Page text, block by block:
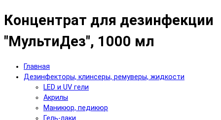
Концентрат для дезинфекции
"МультиДез", 1000 мл
Главная
Дезинфекторы, клинсеры, ремуверы, жидкости
LED и UV гели
Акрилы
Маникюр, педикюр
Гель-лаки